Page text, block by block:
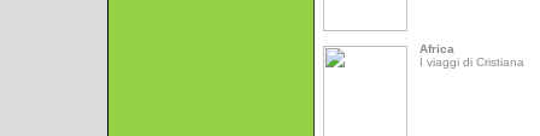
Africa
I viaggi di Cristiana